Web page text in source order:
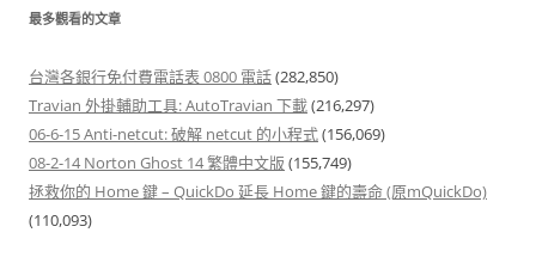
最多觀看的文章
台灣各銀行免付費電話表 0800 電話(282,850)
Travian 外掛輔助工具: AutoTravian 下載(216,297)
06-6-15 Anti-netcut: 破解 netcut 的小程式(156,069)
08-2-14 Norton Ghost 14 繁體中文版 (155,749)
拯救你的 Home 鍵 – QuickDo 延長 Home 鍵的壽命 (原mQuickDo)
(110,093)